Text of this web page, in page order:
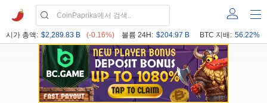
시가 총액: $2,289.83 B (-0.16%) 볼륨 24H: $204.97 B BTC 지배: 56.22%